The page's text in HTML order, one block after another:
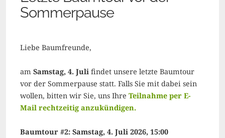
Sommerpause
Liebe Baumfreunde,
am Samstag, 4. Juli findet unsere letzte Baumtour
vor der Sommerpause statt. Falls Sie mit dabei sein
wollen, bitten wir Sie, uns Ihre Teilnahme per E-
Mail rechtzeitig anzukündigen.
Baumtour #2: Samstag, 4. Juli 2026, 15:00